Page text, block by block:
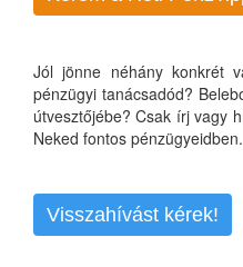
Jól jönne néhány konkrét
pénzügyi tanácsadód?
útvesztőjébe? Csak írj vagy
Neked fontos
Visszahívást kérek!